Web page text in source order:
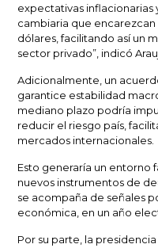
expectativas inflacionarias
cambiaria que
dólares, facilitando así un
sector privado”, indicó
Adicionalmente, un
garantice estabilidad
mediano plazo podría
reducir el riesgo país ,
mercados internacionales.
Esto generaría un entorno
nuevos instrumentos de
se acompaña de señales
económica, en un año
Por su parte, la